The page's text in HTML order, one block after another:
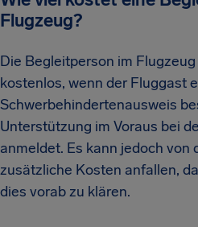
Flugzeug?
Die Begleitperson im
kostenlos, wenn der Fluggast
Schwerbehindertenausweis
Unterstützung im Voraus bei
anmeldet. Es kann jedoch von
zusätzliche Kosten anfallen,
dies vorab zu klären.